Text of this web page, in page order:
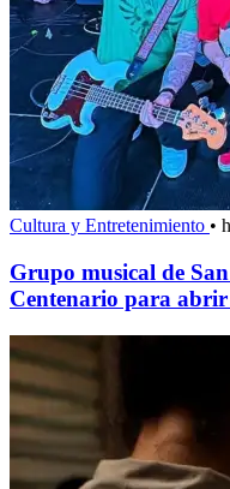
Cultura y Entretenimiento •
Grupo musical de
Centenario para abrir